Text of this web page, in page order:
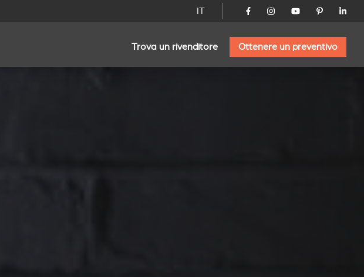
IT
Trova un rivenditore Ottenere un preventivo